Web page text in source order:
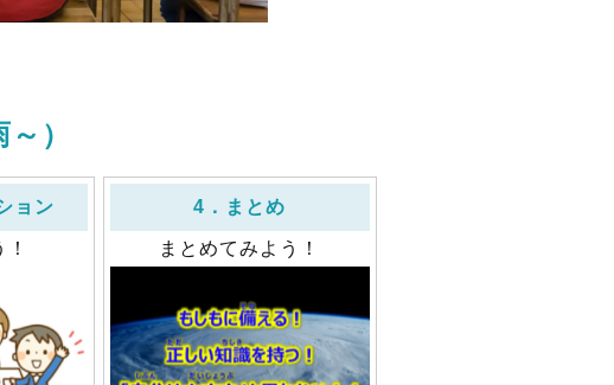
）
ョン 4．まとめ
まとめてみよう！